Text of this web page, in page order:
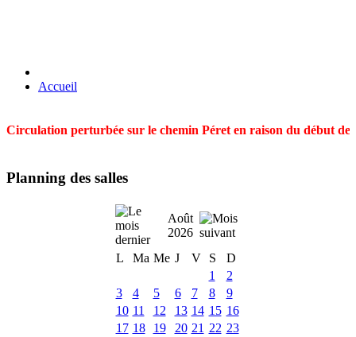
Accueil
Circulation perturbée sur le chemin Péret en raison du début
Planning des salles
Août
2026
L
Ma Me J V S
D
1
2
3
4 5 6 7 8
9
10 11 12 13 14 15 16
17 18 19 20 21 22 23